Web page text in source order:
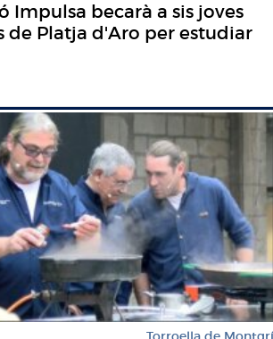
Impulsa becarà a sis joves
de Platja d'Aro per estudiar